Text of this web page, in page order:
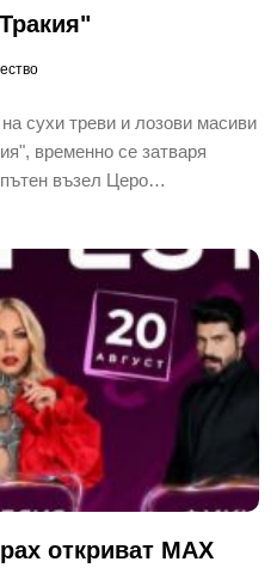
сухи треви и лозови масиви
временно се затваря
възел Церо…
откриват MAX